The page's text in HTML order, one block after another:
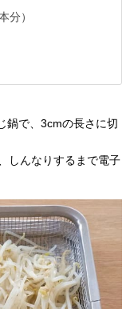
分）
鍋で、3cmの長さに切
しんなりするまで電子